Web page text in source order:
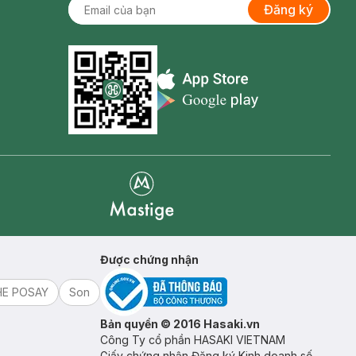
Đăng ký
Appstore icon
POSAY
Son
Được chứng nhận
Bản quyền © 2016 Hasaki.vn
Công Ty cổ phần HASAKI VIETNAM